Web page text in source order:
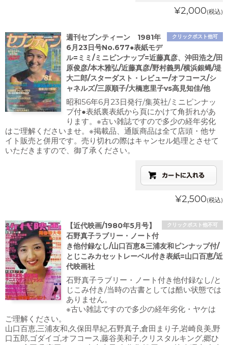
¥2,000(税込)
クリックポスト他可
週刊セブンティーン 1981年
6月23日号No.677●表紙モデ
ル=ミミ/ミニピンナップ=近藤真彦、沖田浩之/田
原俊彦/本木雅弘/近藤真彦/野村義男/横浜銀蝿/堤
大二郎/スターダスト・レビュー/オフコース/シ
ャネルズ/三原順子/大橋恵里子vs高見知佳/他
昭和56年6月23日発行/集英社/ミニピンナッ
プ付●表紙裏表紙から頁にかけて角折れがあ
ります。※古い雑誌ですので多少の経年劣化
はご理解くださいませ。※掲載品、通販商品は全て店頭・他サ
イト販売と併用です。売り切れの際はキャンセル処理とさせて
いただきますので、御了承ください。
¥2,500(税込)
クリックポスト他不可
【近代映画/1980年5月号】
石野真子ラブリー・ノート付
き他付録なし/山口百恵&三浦友和ピンナップ付/
とじこみカセットレーベル付き表紙=山口百恵/近
代映画社
石野真子ラブリー・ノート付き他付録なし/と
じこみ付き/当時の古書としては酷い状態では
ありません。
※古い雑誌ですので多少の経年劣化・ヤケは
ご理解ください。
山口百恵,三浦友和,久保田早紀,石野真子,倉田まり子,岩崎良美,野
口五郎,ゴダイゴ,オフコース,藤谷美和子,クリスタルキング,郷ひ